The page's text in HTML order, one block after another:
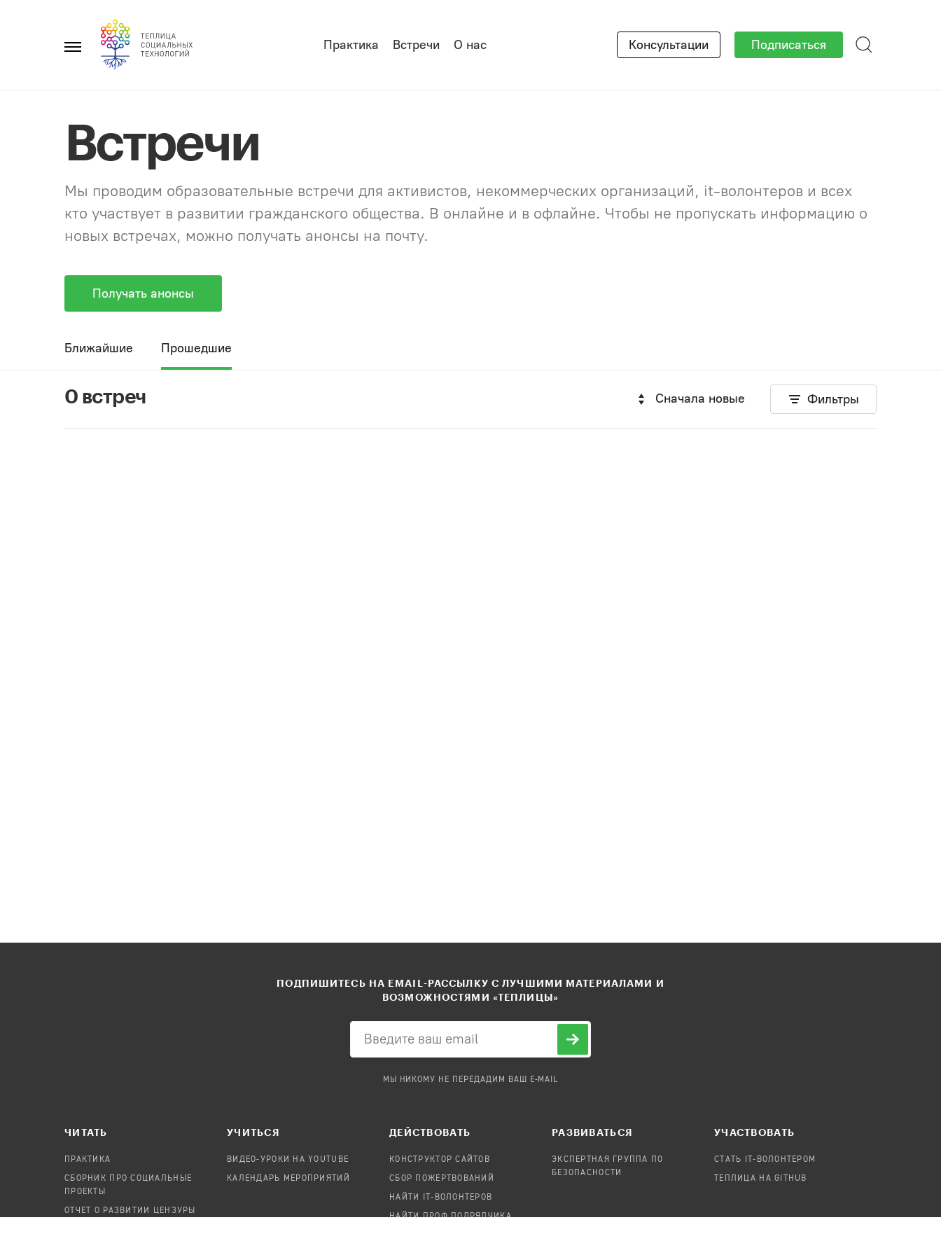
Главное
Практика Встречи О нас Консультации Подписаться
Встречи
Мы проводим образовательные встречи для активистов, некоммерческих организаций, it-волонтеров и всех
кто участвует в развитии гражданского общества. В онлайне и в офлайне. Чтобы не пропускать информацию о
новых встречах, можно получать анонсы на почту.
Получать анонсы
Ближайшие Прошедшие
0 встреч Сначала новые Фильтры
ПОДПИШИТЕСЬ НА EMAIL-РАССЫЛКУ С ЛУЧШИМИ МАТЕРИАЛАМИ И
ВОЗМОЖНОСТЯМИ «ТЕПЛИЦЫ»
МЫ НИКОМУ НЕ ПЕРЕДАДИМ ВАШ E-MAIL
ЧИТАТЬ
ПРАКТИКА
СБОРНИК ПРО СОЦИАЛЬНЫЕ
ПРОЕКТЫ
ОТЧЕТ О РАЗВИТИИ ЦЕНЗУРЫ
УЧИТЬСЯ
ВИДЕО-УРОКИ НА YOUTUBE
КАЛЕНДАРЬ МЕРОПРИЯТИЙ
ДЕЙСТВОВАТЬ
КОНСТРУКТОР САЙТОВ
СБОР ПОЖЕРТВОВАНИЙ
НАЙТИ IT-ВОЛОНТЕРОВ
НАЙТИ ПРОФ.ПОДРЯДЧИКА
РАЗВИВАТЬСЯ
ЭКСПЕРТНАЯ ГРУППА ПО
БЕЗОПАСНОСТИ
УЧАСТВОВАТЬ
СТАТЬ IT-ВОЛОНТЕРОМ
ТЕПЛИЦА НА GITHUB